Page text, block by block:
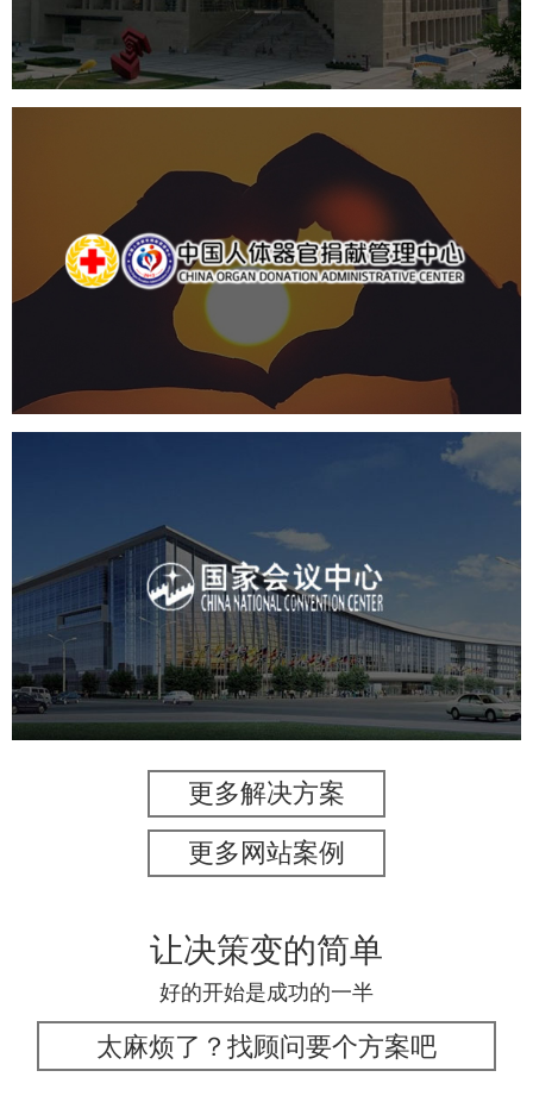
产品展厅设计
中国人体器官捐献管理中心
国企 品牌官网 网站建设
国家会议中心
专业服务 网站建设 网站设计
更多解决方案
更多网站案例
让决策变的简单
好的开始是成功的一半
太麻烦了？找顾问要个方案吧